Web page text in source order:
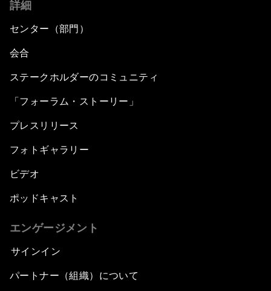
詳細
センター（部門）
会合
ステークホルダーのコミュニティ
「フォーラム・ストーリー」
プレスリリース
フォトギャラリー
ビデオ
ポッドキャスト
エンゲージメント
サインイン
パートナー（組織）について